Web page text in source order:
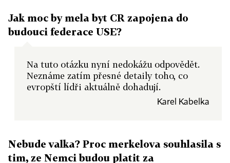
Jak moc by mela byt CR zapojena do
budouci federace USE?
Na tuto otázku nyní nedokážu odpovědět.
Neznáme zatím přesné detaily toho, co
evropští lídři aktuálně dohadují.
Karel Kabelka
Nebude valka? Proc merkelova souhlasila s
tim, ze Nemci budou platit za